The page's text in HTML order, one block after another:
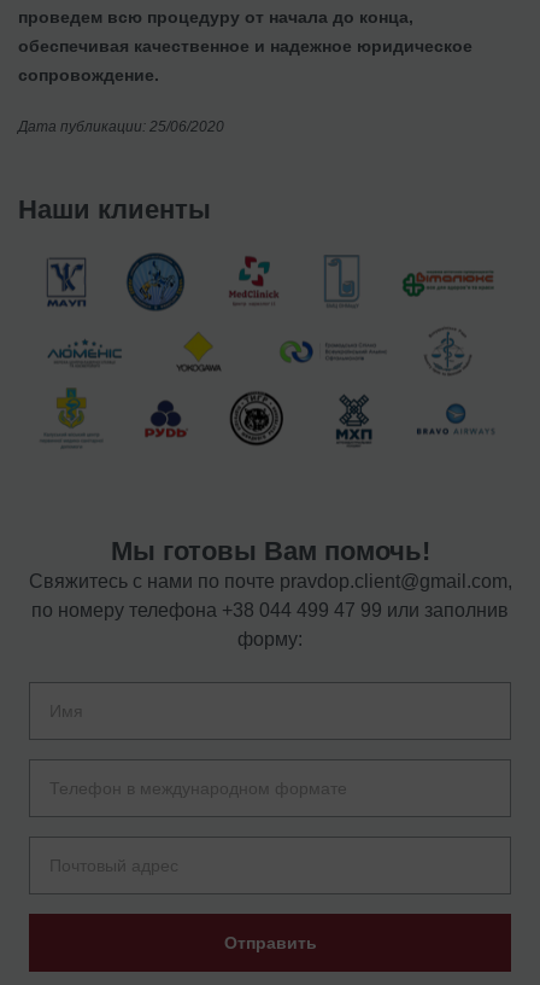
проведем всю процедуру от начала до конца,
обеспечивая качественное и надежное юридическое
сопровождение.
Дата публикации: 25/06/2020
Наши клиенты
Мы готовы Вам помочь!
Свяжитесь с нами по почте pravdop.client@gmail.com,
по номеру телефона +38 044 499 47 99 или заполнив
форму:
Отправить